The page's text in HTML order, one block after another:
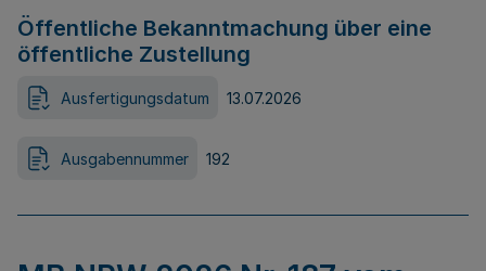
Öffentliche Bekanntmachung über eine
öffentliche Zustellung
Ausfertigungsdatum 13.07.2026
Ausgabennummer 192